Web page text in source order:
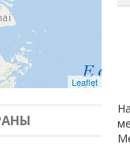
Leaflet